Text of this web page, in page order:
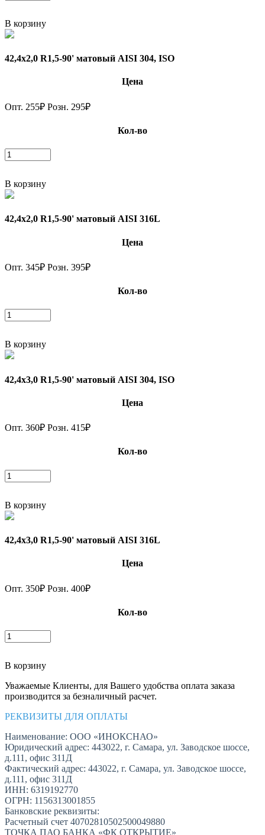
В корзину
42,4х2,0 R1,5-90' матовый AISI 304, ISO
Цена
Опт. 255₽ Розн. 295₽
Кол-во
В корзину
42,4х2,0 R1,5-90' матовый AISI 316L
Цена
Опт. 345₽ Розн. 395₽
Кол-во
В корзину
42,4х3,0 R1,5-90' матовый AISI 304, ISO
Цена
Опт. 360₽ Розн. 415₽
Кол-во
В корзину
42,4х3,0 R1,5-90' матовый AISI 316L
Цена
Опт. 350₽ Розн. 400₽
Кол-во
В корзину
Уважаемые Клиенты, для Вашего удобства оплата заказа
производится за безналичный расчет.
РЕКВИЗИТЫ ДЛЯ ОПЛАТЫ
Наименование: ООО «ИНОКСНАО»
Юридический адрес: 443022, г. Самара, ул. Заводское шоссе,
д.111, офис 311Д
Фактический адрес: 443022, г. Самара, ул. Заводское шоссе,
д.111, офис 311Д
ИНН: 6319192770
ОГРН: 1156313001855
Банковские реквизиты:
Расчетный счет 40702810502500049880
ТОЧКА ПАО БАНКА «ФК ОТКРЫТИЕ»